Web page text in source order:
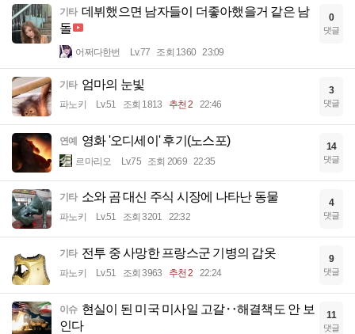
기타 데뷔했으면 남자들이 더좋아했을거 같은 남
돌
어쩌다한번 Lv.77 조회 1360 23:09
0
댓글
기타 엄마의 눈빛
파노키 Lv.51 조회 1813 추천 2 22:46
3
댓글
연예 영화 '오디세이' 후기(노스포)
르마리오 Lv.75 조회 2069 22:35
14
댓글
기타 소와 곰 대신 주식 시장에 나타난 동물
파노키 Lv.51 조회 3201 22:32
4
댓글
기타 전투 중 사망한 프랑스군 기병의 갑옷
파노키 Lv.51 조회 3963 추천 2 22:24
9
댓글
이슈 현실이 된 미국 미사일 고갈‥해결책도 안 보
인다
11
댓글